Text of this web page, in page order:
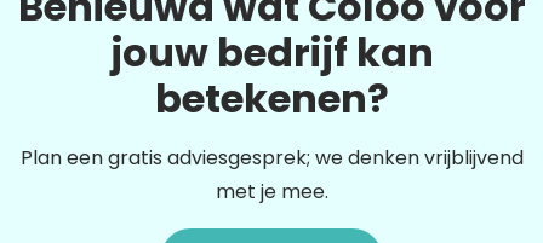
jouw bedrijf kan
betekenen?
Plan een gratis adviesgesprek; we denken vrijblijvend
met je mee.